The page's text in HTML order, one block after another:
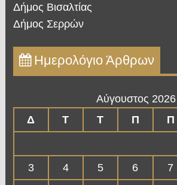
Δήμος Βισαλτίας
Δήμος Σερρών
Ημερολόγιο Άρθρων
Αύγουστος 2026
Δ
Τ Τ Π Π
3
4 5 6 7